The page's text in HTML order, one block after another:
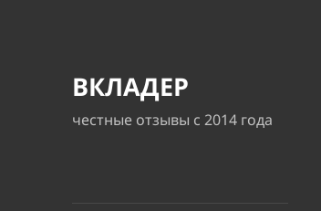
ВКЛАДЕР
честные отзывы с 2014 года